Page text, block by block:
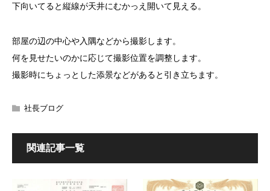
下向いてると縦線が天井にむかっえ開いて見える。
部屋の辺の中心や入隅などから撮影します。
何を見せたいのかに応じて撮影位置を調整します。
撮影時にちょっとした添景などがあると引き立ちます。
社長ブログ
関連記事一覧